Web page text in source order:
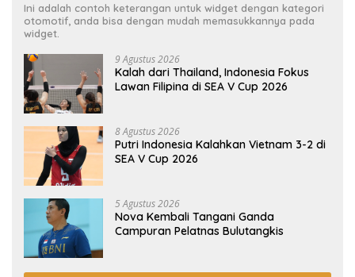
Ini adalah contoh keterangan untuk widget dengan kategori
otomotif, anda bisa dengan mudah memasukkannya pada
widget.
9 Agustus 2026
Kalah dari Thailand, Indonesia Fokus
Lawan Filipina di SEA V Cup 2026
8 Agustus 2026
Putri Indonesia Kalahkan Vietnam 3-2 di
SEA V Cup 2026
5 Agustus 2026
Nova Kembali Tangani Ganda
Campuran Pelatnas Bulutangkis